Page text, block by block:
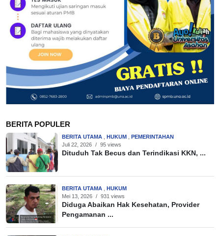
BERITA POPULER
BERITA UTAMA HUKUM
PEMERINTAHAN
Juli 22, 2026 / 95 views
Dituduh Tak Becus dan Terindikasi KKN, ...
BERITA UTAMA
HUKUM
Mei 13, 2026 / 931 views
Diduga Abaikan Hak Kesehatan, Provider
Pengamanan ...